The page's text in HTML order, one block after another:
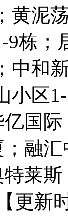
黄泥
9栋；
中和
小区
国
融
莱
更新